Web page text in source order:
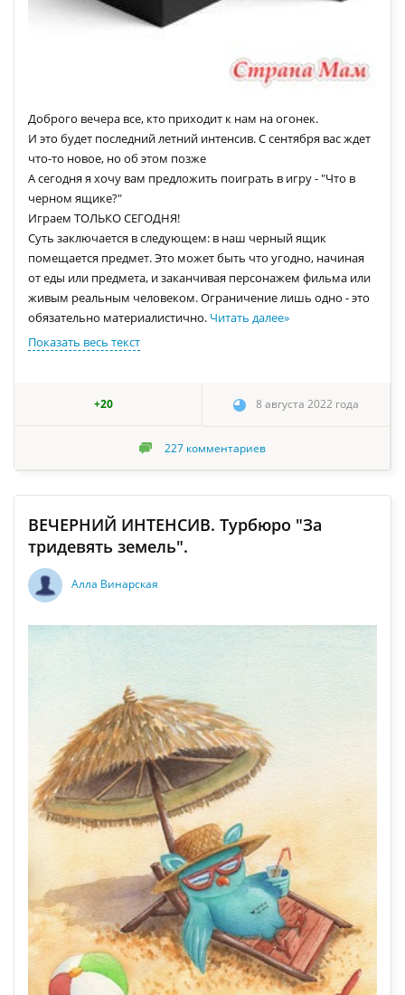
Доброго вечера все, кто приходит к нам на огонек.
И это будет последний летний интенсив. С сентября вас ждет
что-то новое, но об этом позже
А сегодня я хочу вам предложить поиграть в игру - "Что в
черном ящике?"
Играем ТОЛЬКО СЕГОДНЯ!
Суть заключается в следующем: в наш черный ящик
помещается предмет. Это может быть что угодно, начиная
от еды или предмета, и заканчивая персонажем фильма или
живым реальным человеком. Ограничение лишь одно - это
обязательно материалистично. Читать далее»
Показать весь текст
+20 8 августа 2022 года
227 комментариев
ВЕЧЕРНИЙ ИНТЕНСИВ. Турбюро "За
тридевять земель".
Алла Винарская